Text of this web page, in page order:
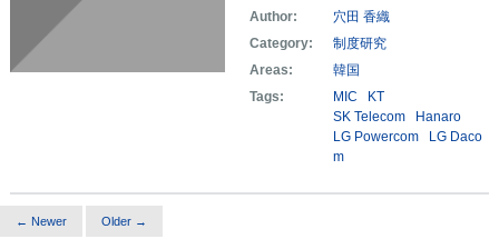
Author:
穴田 香織
Category:
制度研究
Areas:
韓国
Tags:
MIC
KT
SK Telecom
Hanaro
LG Powercom
LG Daco
m
← Newer Older →